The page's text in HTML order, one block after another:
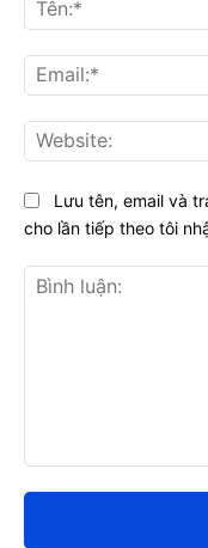
luận:
Lưu tên, email và
cho lần tiếp theo tôi